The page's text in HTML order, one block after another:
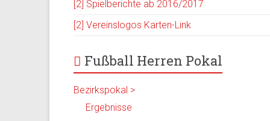
[2] Spielberichte ab 2016/2017
[2] Vereinslogos Karten-Link
Fußball Herren Pokal
Bezirkspokal >
Ergebnisse